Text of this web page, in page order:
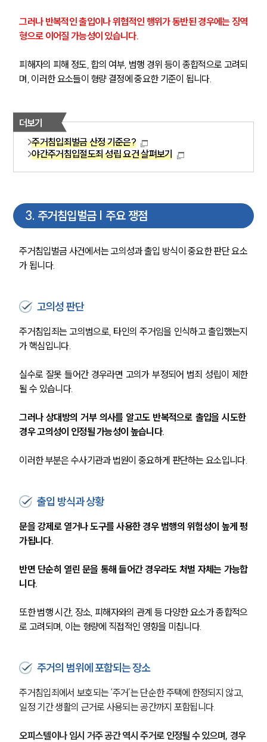
그러나 반복적인 출입이나 위협적인 행위가 동반된 경우에는 징역
형으로 이어질 가능성이 있습니다.
피해자의 피해 정도, 합의 여부, 범행 경위 등이 종합적으로 고려되
며, 이러한 요소들이 형량 결정에 중요한 기준이 됩니다.
더보기
주거침입죄벌금 산정 기준은?
야간주거침입절도죄 성립 요건 살펴보기
3. 주거침입벌금 | 주요 쟁점
주거침입벌금 사건에서는 고의성과 출입 방식이 중요한 판단 요소
가 됩니다.
고의성 판단
주거침입죄는 고의범으로, 타인의 주거임을 인식하고 출입했는지
가 핵심입니다.
실수로 잘못 들어간 경우라면 고의가 부정되어 범죄 성립이 제한
될 수 있습니다.
그러나 상대방의 거부 의사를 알고도 반복적으로 출입을 시도한
경우 고의성이 인정될 가능성이 높습니다.
이러한 부분은 수사기관과 법원이 중요하게 판단하는 요소입니다.
출입 방식과 상황
문을 강제로 열거나 도구를 사용한 경우 범행의 위험성이 높게 평
가됩니다.
반면 단순히 열린 문을 통해 들어간 경우라도 처벌 자체는 가능합
니다.
또한 범행 시간, 장소, 피해자와의 관계 등 다양한 요소가 종합적으
로 고려되며, 이는 형량에 직접적인 영향을 미칩니다.
주거의 범위에 포함되는 장소
주거침입죄에서 보호되는 ‘주거’는 단순한 주택에 한정되지 않고,
일정 기간 생활의 근거로 사용되는 공간까지 포함됩니다.
오피스텔이나 임시 거주 공간 역시 주거로 인정될 수 있으며, 경우